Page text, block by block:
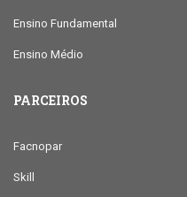
Ensino Fundamental
Ensino Médio
PARCEIROS
Facnopar
Skill